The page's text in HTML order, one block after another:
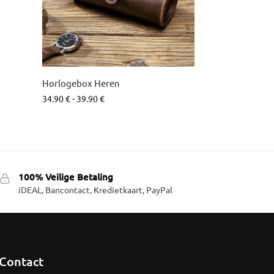
Horlogebox Heren
34.90€- 39.90€
100% Veilige Betaling
iDEAL, Bancontact, Kredietkaart, PayPal